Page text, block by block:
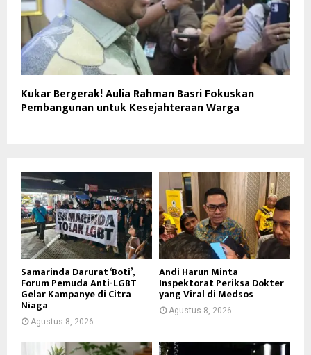
Kukar Bergerak! Aulia Rahman Basri Fokuskan
Pembangunan untuk Kesejahteraan Warga
Samarinda Darurat ‘Boti’,
Forum Pemuda Anti-LGBT
Gelar Kampanye di Citra
Niaga
Agustus 8, 2026
Andi Harun Minta
Inspektorat Periksa Dokter
yang Viral di Medsos
Agustus 8, 2026